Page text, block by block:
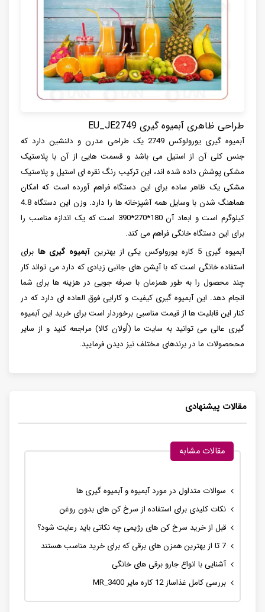
طراحی ظاهری آبمیوه گیری EU_JE2749
آبمیوه گیری یورولوکس 2749 یک طراحی مدرن و دلنشین دارد که
جنس کلی آن از استیل می باشد و قسمت هایی از آن با پلاستیک
مشکی پوشش داده شده اند، این ترکیب رنگ نقره ای استیل و پلاستیک
مشکی یک ظاهر ساده برای این دستگاه فراهم آورده است که امکان
هماهنگ شدن با وسایل همه آشپزخانه ها را دارد. وزن این دستگاه 4.8
کیلوگرم است و ابعاد آن 180*270*390 است که یک اندازه مناسب را
برای این دستگاه خانگی فراهم می کند.
آبمیوه گیری 5 کاره یورولوکس یکی از بهترین
آبمیوه گیری ها برای
استفاده خانگی است که با آپشن های جانبی زیادی که دارد می تواند کار
چند محصول را به طور همزمان با صرفه جویی در هزینه ها برای شما
انجام دهد. این آبمیوه گیری کیفیت و کارایی فوق العاده ای دارد که در
کنار این قابلیت ها از قیمت مناسبی برخوردار است برای خرید این آبمیوه
گیری عالی می توانید به سایت ما (اُولان کالا) مراجعه کنید و از سایر
مححصولات ما در برندهای مختلف نیز دیدن فرمایید.
مقالات پیشنهادی
مقالات مشابه
سوالات متداول در مورد آبمیوه و آبمیوه گیری ها
نکات کلیدی برای استفاده از سرخ کن های بدون روغن
قبل از خرید سرخ کن های رژیمی چه نکاتی باید رعایت شود؟
7 تا از بهترین همزن های برقی که برای خرید مناسب هستند
آشنایی با انواع جارو برقی های خانگی
بررسی کامل غذاساز 12 کاره مایر MR_3400